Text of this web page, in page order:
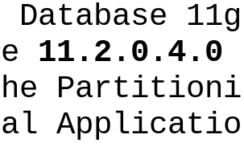
Database
11.2.0.4.0